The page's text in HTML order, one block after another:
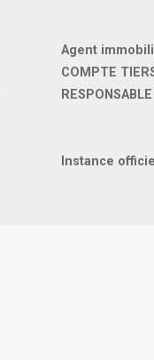
Agent
COMPTE
Instance